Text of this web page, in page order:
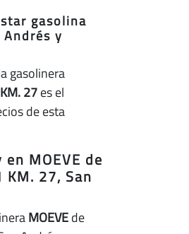
gasolina
y
gasolinera
27es el
de esta
MOEVE de
KM. 27, San
MOEVEde